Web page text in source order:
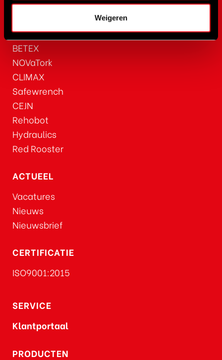
Weigeren
RAD Torque
BEGA
BETEX
NOVaTork
CLIMAX
Safewrench
CEJN
Rehobot
Hydraulics
Red Rooster
ACTUEEL
Vacatures
Nieuws
Nieuwsbrief
CERTIFICATIE
ISO9001:2015
SERVICE
Klantportaal
PRODUCTEN